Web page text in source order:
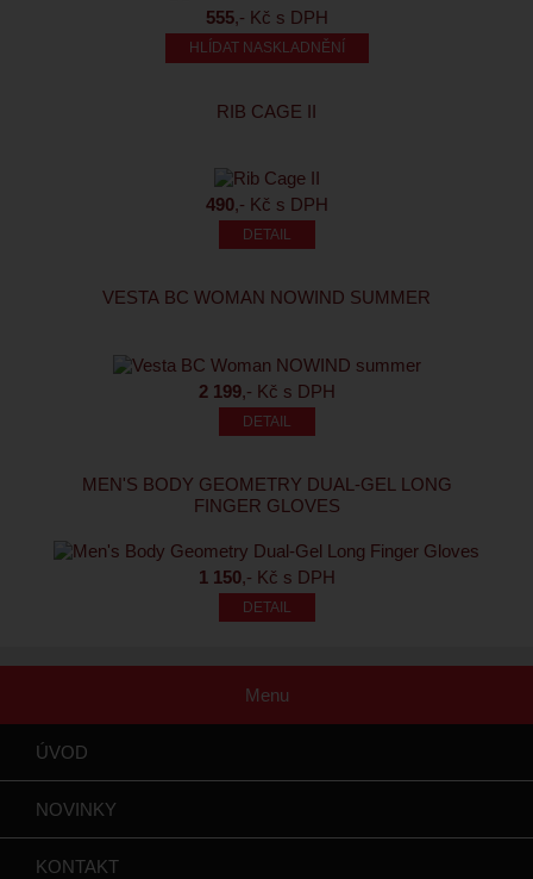
555,- Kč s DPH
HLÍDAT NASKLADNĚNÍ
RIB CAGE II
490,- Kč s DPH
VESTA BC WOMAN NOWIND SUMMER
2 199,- Kč s DPH
MEN'S BODY GEOMETRY DUAL-GEL LONG
FINGER GLOVES
1 150,- Kč s DPH
Menu
ÚVOD
NOVINKY
KONTAKT